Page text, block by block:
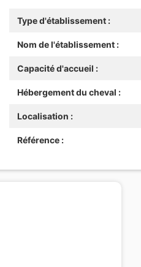
Type d'établissement :
Nom de l'établissement :
Capacité d'accueil :
Hébergement du cheval :
Localisation :
Référence :